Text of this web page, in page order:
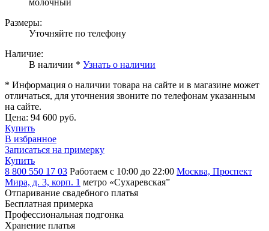
Размеры:
Уточняйте по телефону
Наличие:
В наличии * Узнать о наличии
* Информация о наличии товара на сайте и в магазине может
отличаться, для уточнения звоните по телефонам указанным
на сайте.
Цена: 94 600 руб.
Купить
В избранное
Записаться на примерку
Купить
8 800 550 17 03 Работаем с 10:00 до 22:00 Москва, Проспект
Мира, д. 3, корп. 1 метро «Сухаревская”
Отпаривание свадебного платья
Бесплатная примерка
Профессиональная подгонка
Хранение платья